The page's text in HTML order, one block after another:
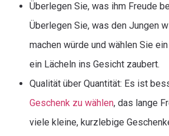
Überlegen Sie, was ihm Freude
Überlegen Sie, was den Jungen
machen würde und wählen Sie
ein Lächeln ins Gesicht zaubert.
Qualität über Quantität: Es ist
Geschenk zu wählen, das lange
viele kleine, kurzlebige